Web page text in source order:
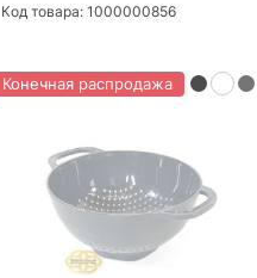
Код товара: 1000000856
Конечная распродажа